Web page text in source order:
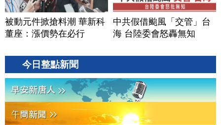
被動元件掀搶料潮 華新科
董座：漲價勢在必行
中共假借颱風「交管」台
海 台陸委會怒轟無知
今日整點新聞